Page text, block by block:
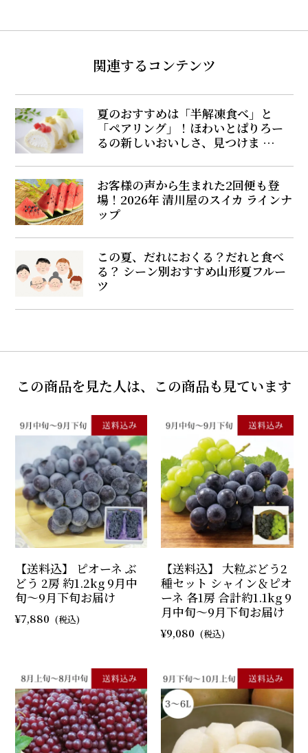
関連するコンテンツ
夏のおすすめは「半解凍食べ」と
「ペアリング」！ほわいとぱりろー
るの新しいおいしさ、見つけま …
お客様の声から生まれた2回便も登
場！2026年 清川屋のスイカ ラインナ
ップ
この夏、だれにおくる？だれと食べ
る？ シーン別おすすめ山形夏フルー
ツ
この商品を見た人は、この商品も見ています
【送料込】 ピオーネ ぶ
どう 2房 約1.2kg 9月中
旬～9月下旬お届け
7,880
【送料込】 大粒ぶどう2
種セット シャイン＆ピオ
ーネ 各1房 合計約1.1kg 9
月中旬～9月下旬お届け
9,080